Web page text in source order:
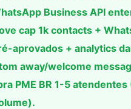
Business API
cap 1k contacts +
aprovados + analytics
away/welcome
PME BR 1-5